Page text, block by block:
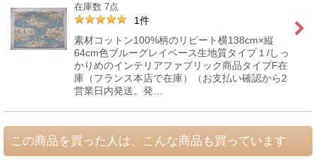
在庫数 7点
1件
素材コットン100%柄のリピート横138cm×縦
64cm色ブルーグレイベース生地質タイプ１/しっ
かりめのインテリアファブリック商品タイプF在
庫（フランス本店で在庫）（お支払い確認から2
営業日内発送。発…
この商品を買った人は、こんな商品も買っています